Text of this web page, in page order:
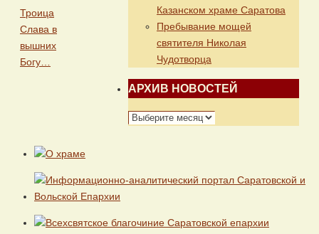
Троица
Слава в
вышних
Богу…
Казанском храме Саратова
Пребывание мощей
святителя Николая
Чудотворца
АРХИВ НОВОСТЕЙ
АРХИВ